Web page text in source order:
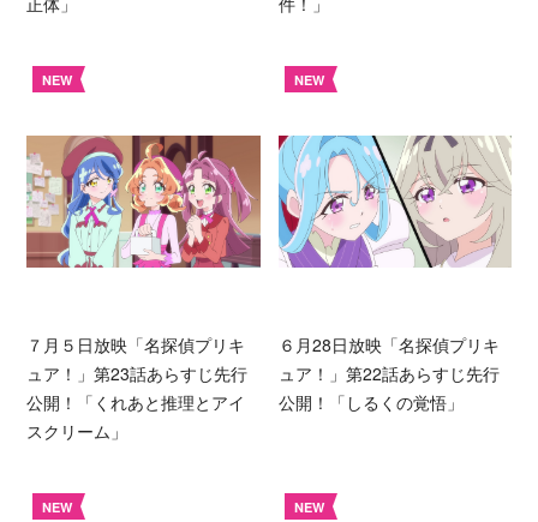
NEW
７月５日放映「名探偵プリキ
ュア！」第23話あらすじ先行
公開！「くれあと推理とアイ
スクリーム」
NEW
６月28日放映「名探偵プリキ
ュア！」第22話あらすじ先行
公開！「しるくの覚悟」
NEW NEW